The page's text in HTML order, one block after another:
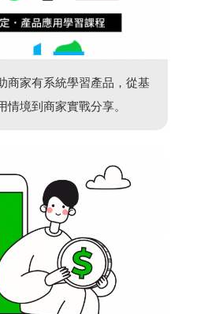
商家有系統學習產品，從基
情境到商家實戰分享。